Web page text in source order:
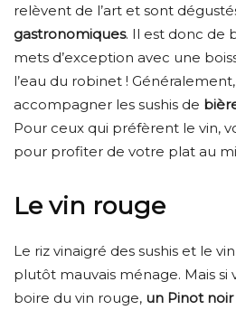
relèvent de l’art et sont
gastronomiques. Il est donc de
mets d’exception avec une
l’eau du robinet !
accompagner les sushis de
Pour ceux qui préfèrent le vin,
pour profiter de votre plat au
Le vin rouge
Le riz vinaigré des sushis et le
plutôt mauvais ménage. Mais si
boire du vin rouge, un Pinot